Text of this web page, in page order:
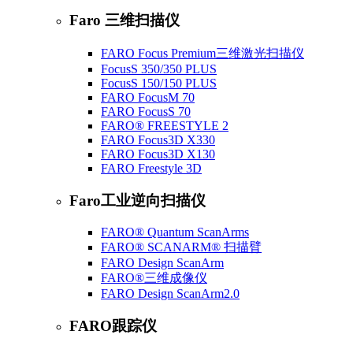
Faro 三维扫描仪
FARO Focus Premium三维激光扫描仪
FocusS 350/350 PLUS
FocusS 150/150 PLUS
FARO FocusM 70
FARO FocusS 70
FARO® FREESTYLE 2
FARO Focus3D X330
FARO Focus3D X130
FARO Freestyle 3D
Faro工业逆向扫描仪
FARO® Quantum ScanArms
FARO® SCANARM® 扫描臂
FARO Design ScanArm
FARO®三维成像仪
FARO Design ScanArm2.0
FARO跟踪仪